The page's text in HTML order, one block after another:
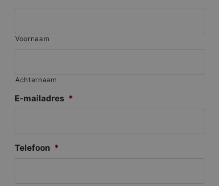
Voornaam
Achternaam
E-mailadres *
Telefoon *